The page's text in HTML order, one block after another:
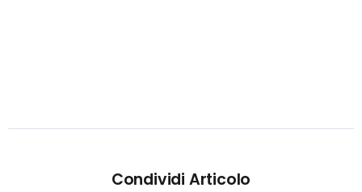
Condividi Articolo